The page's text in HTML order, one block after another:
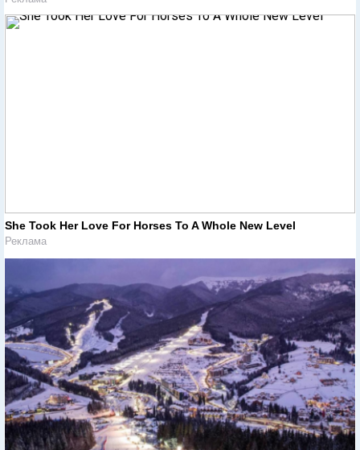
She Took Her Love For Horses To A Whole New Level
Реклама